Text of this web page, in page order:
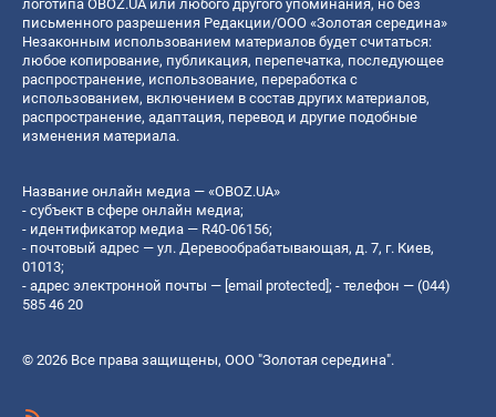
логотипа OBOZ.UA или любого другого упоминания, но без
письменного разрешения Редакции/ООО «Золотая середина»
Незаконным использованием материалов будет считаться:
любое копирование, публикация, перепечатка, последующее
распространение, использование, переработка с
использованием, включением в состав других материалов,
распространение, адаптация, перевод и другие подобные
изменения материала.
Название онлайн медиа — «OBOZ.UA»
- субъект в сфере онлайн медиа;
- идентификатор медиа — R40-06156;
- почтовый адрес — ул. Деревообрабатывающая, д. 7, г. Киев,
01013;
- адрес электронной почты — [email protected]; - телефон — (044)
585 46 20
© 2026 Все права защищены, ООО "Золотая середина".